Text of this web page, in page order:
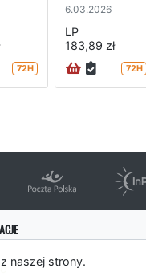
naszej strony.
72H
6.03.2026
LP
183,89 zł
72H